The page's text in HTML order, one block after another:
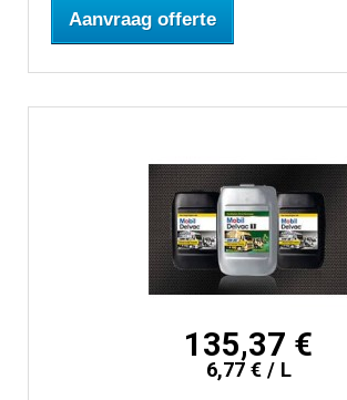
Aanvraag offerte
135,37 €
6,77 € / L